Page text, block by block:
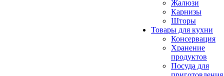
Жалюзи
Карнизы
Шторы
Товары для кухни
Консервация
Хранение
продуктов
Посуда для